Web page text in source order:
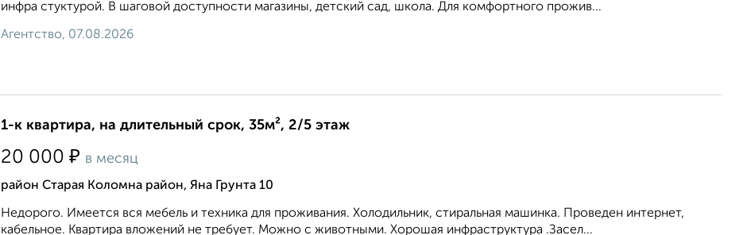
инфра стуктурой. В шаговой доступности магазины, детский сад, школа. Для комфортного прожив...
Агентство, 07.08.2026
1-к квартира, на длительный срок, 35м², 2/5 этаж
20 000 ₽ в месяц
район Старая Коломна район, Яна Грунта 10
Недорого. Имеется вся мебель и техника для проживания. Холодильник, стиральная машинка. Проведен интернет,
кабельное. Квартира вложений не требует. Можно с животными. Хорошая инфраструктура .Засел...